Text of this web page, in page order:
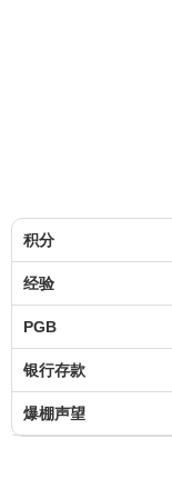
积分
经验
PGB
银行存款
爆棚声望